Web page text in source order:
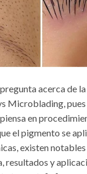
acerca de la
Microblading, pues
en
el pigmento se
existen
resultados y